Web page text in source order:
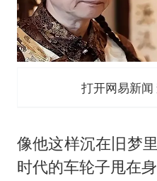
打开网易新
像他这样沉在旧梦
时代的车轮子甩在身